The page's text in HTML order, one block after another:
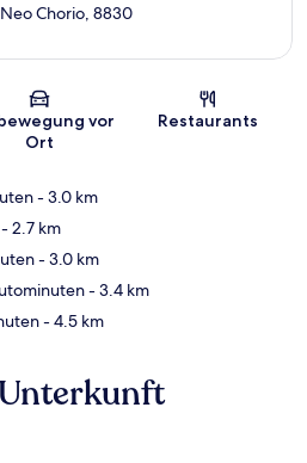
Karte
Chorio, 8830
vor
Ort
Restaurants
- 3.0 km
- 2.7 km
- 3.0 km
- 3.4 km
- 4.5 km